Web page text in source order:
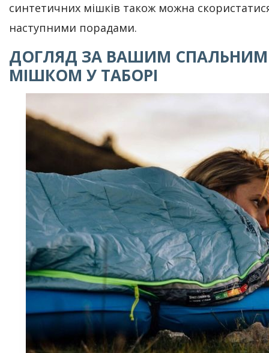
синтетичних мішків також можна
наступними порадами.
ДОГЛЯД ЗА ВАШИМ СПАЛЬНИМ
МІШКОМ У ТАБОРІ